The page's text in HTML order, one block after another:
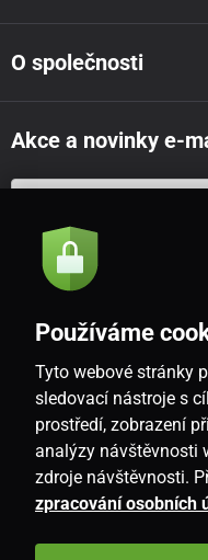
O společnosti
Akce a novinky e-
Souhlasím se
CZ
Používáme
Tyto webové stránky
sledovací nástroje s
prostředí, zobrazení
analýzy návštěvnosti
zdroje návštěvnosti.
zpracování osobních